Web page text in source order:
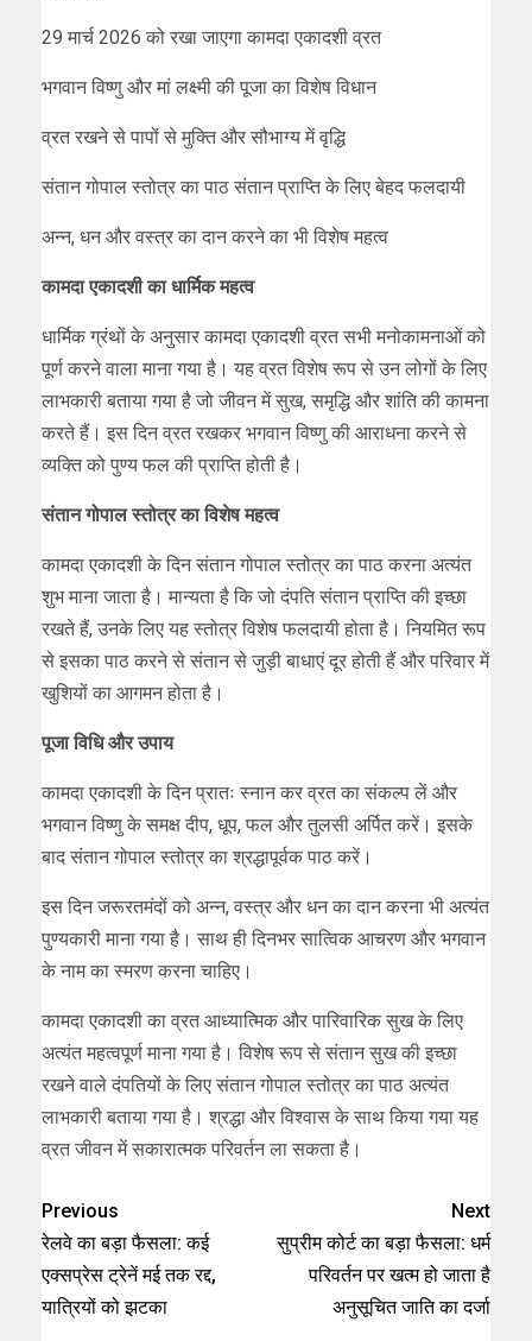
29 मार्च 2026 को रखा जाएगा कामदा एकादशी व्रत
भगवान विष्णु और मां लक्ष्मी की पूजा का विशेष विधान
व्रत रखने से पापों से मुक्ति और सौभाग्य में वृद्धि
संतान गोपाल स्तोत्र का पाठ संतान प्राप्ति के लिए बेहद फलदायी
अन्न, धन और वस्त्र का दान करने का भी विशेष महत्व
कामदा एकादशी का धार्मिक महत्व
धार्मिक ग्रंथों के अनुसार कामदा एकादशी व्रत सभी मनोकामनाओं को
पूर्ण करने वाला माना गया है। यह व्रत विशेष रूप से उन लोगों के लिए
लाभकारी बताया गया है जो जीवन में सुख, समृद्धि और शांति की कामना
करते हैं। इस दिन व्रत रखकर भगवान विष्णु की आराधना करने से
व्यक्ति को पुण्य फल की प्राप्ति होती है।
संतान गोपाल स्तोत्र का विशेष महत्व
कामदा एकादशी के दिन संतान गोपाल स्तोत्र का पाठ करना अत्यंत
शुभ माना जाता है। मान्यता है कि जो दंपति संतान प्राप्ति की इच्छा
रखते हैं, उनके लिए यह स्तोत्र विशेष फलदायी होता है। नियमित रूप
से इसका पाठ करने से संतान से जुड़ी बाधाएं दूर होती हैं और परिवार में
खुशियों का आगमन होता है।
पूजा विधि और उपाय
कामदा एकादशी के दिन प्रातः स्नान कर व्रत का संकल्प लें और
भगवान विष्णु के समक्ष दीप, धूप, फल और तुलसी अर्पित करें। इसके
बाद संतान गोपाल स्तोत्र का श्रद्धापूर्वक पाठ करें।
इस दिन जरूरतमंदों को अन्न, वस्त्र और धन का दान करना भी अत्यंत
पुण्यकारी माना गया है। साथ ही दिनभर सात्विक आचरण और भगवान
के नाम का स्मरण करना चाहिए।
कामदा एकादशी का व्रत आध्यात्मिक और पारिवारिक सुख के लिए
अत्यंत महत्वपूर्ण माना गया है। विशेष रूप से संतान सुख की इच्छा
रखने वाले दंपतियों के लिए संतान गोपाल स्तोत्र का पाठ अत्यंत
लाभकारी बताया गया है। श्रद्धा और विश्वास के साथ किया गया यह
व्रत जीवन में सकारात्मक परिवर्तन ला सकता है।
Previous
रेलवे का बड़ा फैसला: कई
एक्सप्रेस ट्रेनें मई तक रद्द,
यात्रियों को झटका
Next
सुप्रीम कोर्ट का बड़ा फैसला: धर्म
परिवर्तन पर खत्म हो जाता है
अनुसूचित जाति का दर्जा